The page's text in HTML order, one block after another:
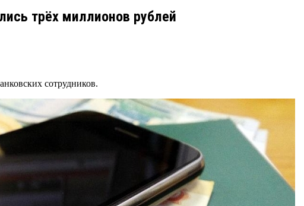
трёх миллионов рублей
сотрудников.